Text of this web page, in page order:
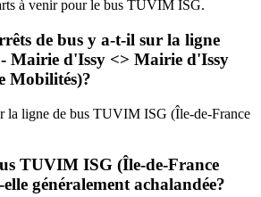
à venir pour le bus TUVIM ISG.
de bus y a-t-il sur la ligne
Mairie d'Issy <> Mairie d'Issy
Mobilités)?
la ligne de bus TUVIM ISG (Île-de-France
TUVIM ISG (Île-de-France
généralement achalandée?